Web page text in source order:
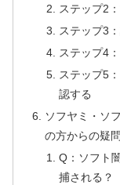
ステップ2
ステップ3
ステップ4
ステップ5
認する
ソフヤミ・ソ
の方からの疑
Q：ソフト
捕される？